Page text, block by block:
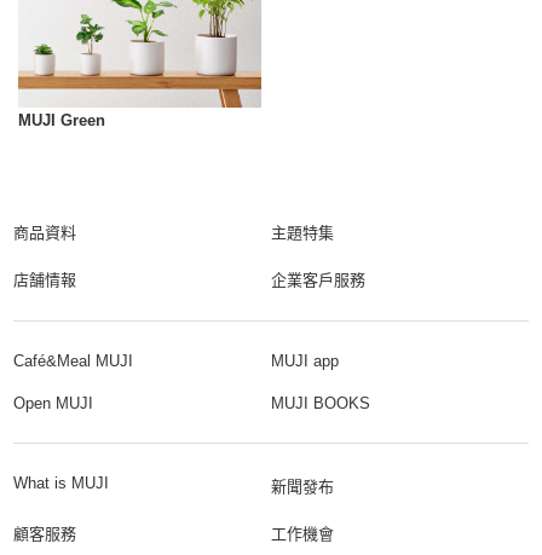
MUJI Green
商品資料 主題特集
店舗情報 企業客戶服務
Café&Meal MUJI MUJI app
Open MUJI MUJI BOOKS
What is MUJI 新聞發布
顧客服務 工作機會